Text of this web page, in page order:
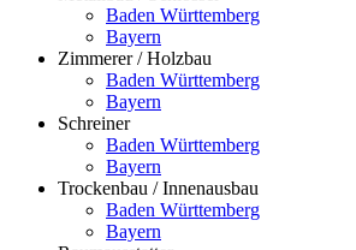
Baden Württemberg
Bayern
Zimmerer / Holzbau
Baden Württemberg
Bayern
Schreiner
Baden Württemberg
Bayern
Trockenbau / Innenausbau
Baden Württemberg
Bayern